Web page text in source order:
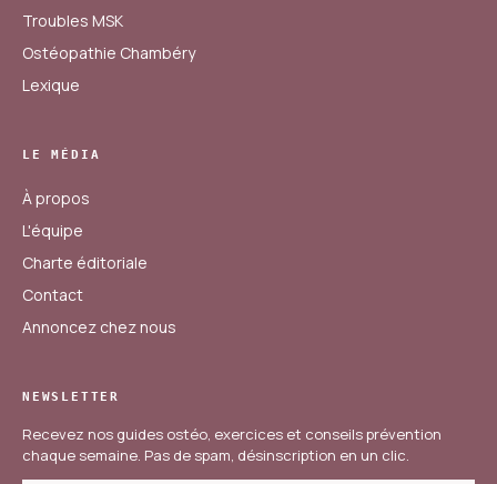
Troubles MSK
Ostéopathie Chambéry
Lexique
LE MÉDIA
À propos
L'équipe
Charte éditoriale
Contact
Annoncez chez nous
NEWSLETTER
Recevez nos guides ostéo, exercices et conseils prévention
chaque semaine. Pas de spam, désinscription en un clic.